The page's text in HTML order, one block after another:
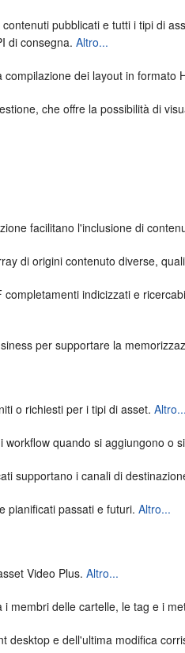
pubblicati e tutti i tipi di
di consegna.Altro...
compilazione dei layout in formato
che offre la possibilità di
facilitano l'inclusione di
di origini contenuto diverse,
indicizzati e
per supportare la
o richiesti per i tipi di asset.Altro...
workflow quando si aggiungono o
supportano i canali di
pianificati passati e futuri.Altro...
Video Plus.Altro...
i membri delle cartelle, le tag e i
desktop e dell'ultima modifica